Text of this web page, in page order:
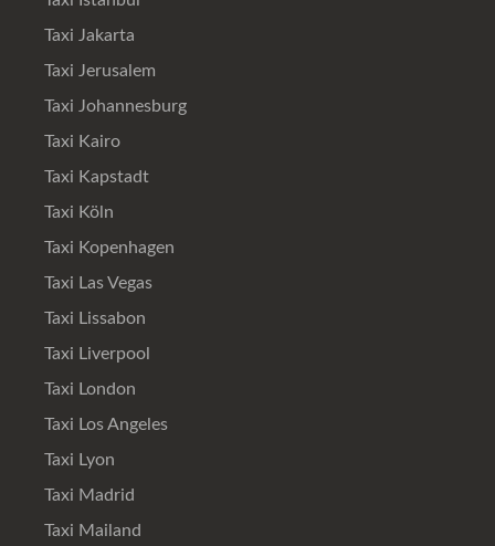
Taxi Jakarta
Taxi Jerusalem
Taxi Johannesburg
Taxi Kairo
Taxi Kapstadt
Taxi Köln
Taxi Kopenhagen
Taxi Las Vegas
Taxi Lissabon
Taxi Liverpool
Taxi London
Taxi Los Angeles
Taxi Lyon
Taxi Madrid
Taxi Mailand